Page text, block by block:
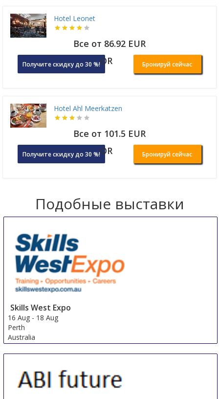
Hotel Leonet
Все от 86.92 EUR
Получите скидку до 30 %!OR Бронируй сейчас
Hotel Ahl Meerkatzen
Все от 101.5 EUR
Получите скидку до 30 %!OR Бронируй сейчас
Подобные выставки
Skills West Expo
16 Aug - 18 Aug
Perth
Australia